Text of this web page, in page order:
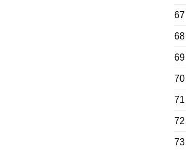
67
68
69
70
71
72
73